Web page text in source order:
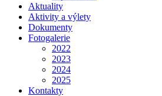
Aktuality
Aktivity a výlety
Dokumenty
Fotogalerie
2022
2023
2024
2025
Kontakty